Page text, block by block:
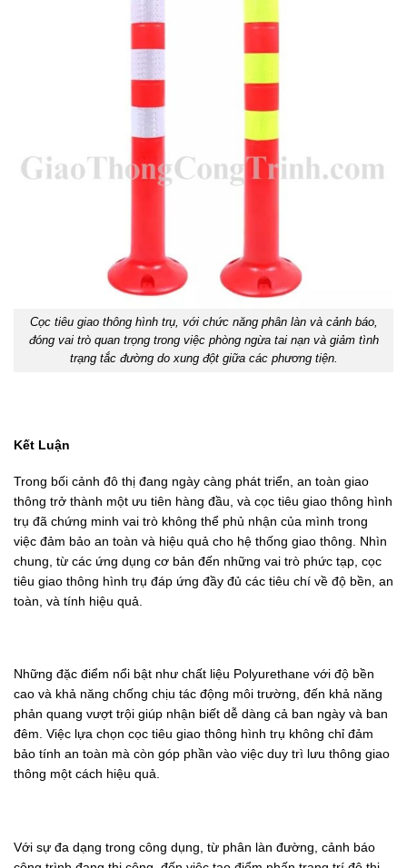
Cọc tiêu giao thông hình trụ, với chức năng phân làn và cảnh báo,
đóng vai trò quan trọng trong việc phòng ngừa tai nạn và giảm tình
trạng tắc đường do xung đột giữa các phương tiện.
Kết Luận
Trong bối cảnh đô thị đang ngày càng phát triển, an toàn giao
thông trở thành một ưu tiên hàng đầu, và cọc tiêu giao thông hình
trụ đã chứng minh vai trò không thể phủ nhận của mình trong
việc đảm bảo an toàn và hiệu quả cho hệ thống giao thông. Nhìn
chung, từ các ứng dụng cơ bản đến những vai trò phức tạp, cọc
tiêu giao thông hình trụ đáp ứng đầy đủ các tiêu chí về độ bền, an
toàn, và tính hiệu quả.
Những đặc điểm nổi bật như chất liệu Polyurethane với độ bền
cao và khả năng chống chịu tác động môi trường, đến khả năng
phản quang vượt trội giúp nhận biết dễ dàng cả ban ngày và ban
đêm. Việc lựa chọn cọc tiêu giao thông hình trụ không chỉ đảm
bảo tính an toàn mà còn góp phần vào việc duy trì lưu thông giao
thông một cách hiệu quả.
Với sự đa dạng trong công dụng, từ phân làn đường, cảnh báo